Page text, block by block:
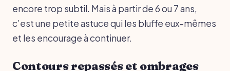
encore trop subtil. Mais à partir de 6 ou 7 ans,
c’est une petite astuce qui les bluffe eux-mêmes
et les encourage à continuer.
Contours repassés et ombrages